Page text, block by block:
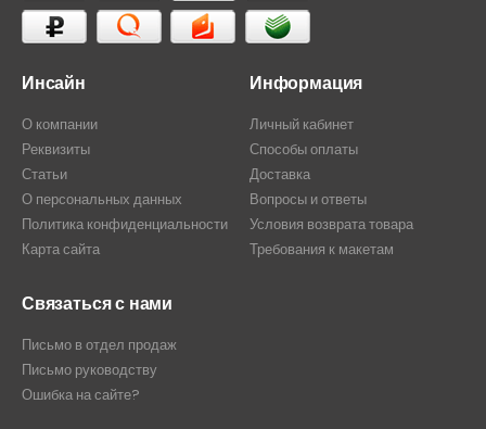
Инсайн
О компании
Реквизиты
Статьи
О персональных данных
Политика конфиденциальности
Карта сайта
Информация
Личный кабинет
Способы оплаты
Доставка
Вопросы и ответы
Условия возврата товара
Требования к макетам
Связаться с нами
Письмо в отдел продаж
Письмо руководству
Ошибка на сайте?